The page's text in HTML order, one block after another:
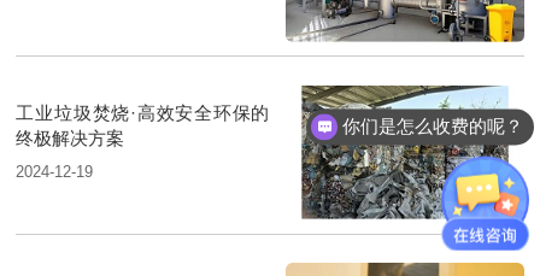
工业垃圾焚烧·高效安全环保的
终极解决方案
2024-12-19
你们是怎么收费的呢？